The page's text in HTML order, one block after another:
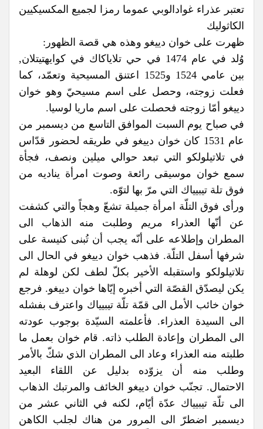
تعتبر عذراء غوادالوبي عموما رمزا لجميع المكسيكيين
الكاثوليك
ظهرت على خوان دييغو وهذه هي قصة الظهور:
وُلد في عام 1474 في حي تلاياكاك في كوايهتيتلان,
بين عامي 1524 و1525 اعتنق المسيحية وتعمّد، كما
فعلت زوجته، وحصل على اسم مسيحيّ وهو خوان
دييغو أمّا زوجته فحصلت على اسم ماريا لوسيا.
في صباح يوم السبت الموافق التاسع من ديسمبر من
عام 1531 كان خوان دييغو في طريقه لحضور قدّاس
في تلاتيلولكو التي تبعد حوالي ميلين ونصف، فجأة
سمع خوان موسيقى رائعة وصوت امرأة يناديه من
فوق تلة تيبيياك التي مرّ بها لتوّه.
ورأى فوق التلّة امرأة جميلة تشعّ وهجاً والتي كشفت
عن أنّها العذراء مريم وطلبت منه الذهاب الى
المطران وإطلاعه على أنّه يجب أن تُبنى كنيسة على
شرفها أسفل التلّة. فذهب خوان دييغو في الحال الى
تلاتيلولكو واستقبله الأخير بكلّ لطف لكن لوهلة لم
يكن ليصدّق القصّة التي أخبره إيّاها خوان دييغو. فرجع
خوان خائب الأمل الى قمّة تلّة تيبيياك واعترف بفشله
الى السيدة العذراء. فأعلمته السيّدة بوجوب عودته
الى المطران وإعادة الطلب ذاته. قام خوان بعمل ما
طلبته منه العذراء وعاد الى المطران الذي شكّ بالأمر
وطلب منه أن يزوّده بدليل عن اللقاء البعيد
الاحتمال. تجنّب خوان دييغو الخائف والمرتبك الذهاب
الى تلّة تيبيياك عدّة أيّام، لكنه في الثاني عشر من
ديسمبر اضطرّ الى المرور من هناك لجلب الكاهن